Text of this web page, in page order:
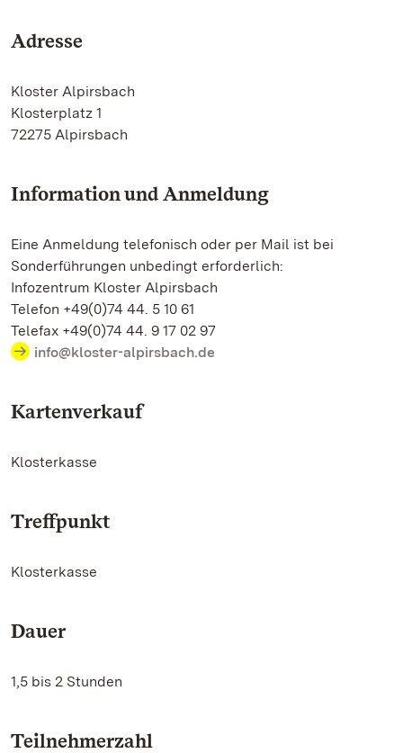
Adresse
Kloster Alpirsbach
Klosterplatz 1
72275 Alpirsbach
Information und Anmeldung
Eine Anmeldung telefonisch oder per Mail ist bei
Sonderführungen unbedingt erforderlich:
Infozentrum Kloster Alpirsbach
Telefon +49(0)74 44. 5 10 61
Telefax +49(0)74 44. 9 17 02 97
info@kloster-alpirsbach.de
Kartenverkauf
Klosterkasse
Treffpunkt
Klosterkasse
Dauer
1,5 bis 2 Stunden
Teilnehmerzahl